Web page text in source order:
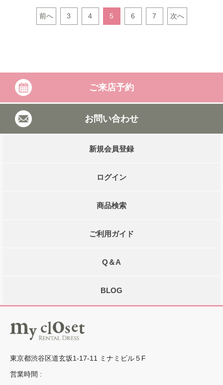
前へ 3 4 5 6 7 次へ
ご来店予約
お問い合わせ
新規会員登録
ログイン
商品検索
ご利用ガイド
Q＆A
BLOG
東京都渋谷区道玄坂1-17-11 ミナミビル５F
営業時間 :